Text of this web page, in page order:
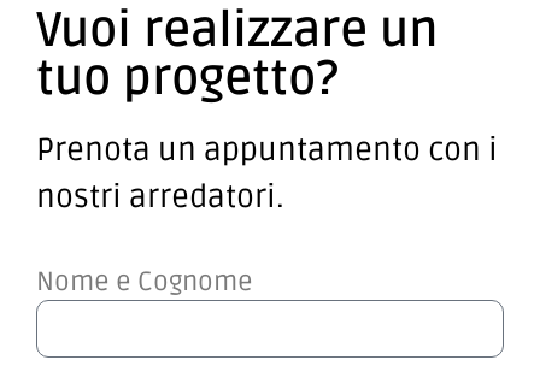
Vuoi realizzare un
tuo progetto?
Prenota un appuntamento con i
nostri arredatori.
Nome e Cognome